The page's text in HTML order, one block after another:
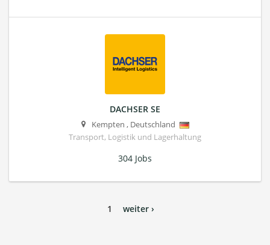
DACHSER SE
Kempten , Deutschland
Transport, Logistik und Lagerhaltung
304 Jobs
1 weiter ›